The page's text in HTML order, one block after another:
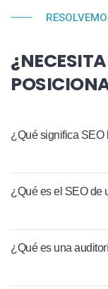
¿Qué significa SEO
¿Qué es el SEO de
¿Qué es una